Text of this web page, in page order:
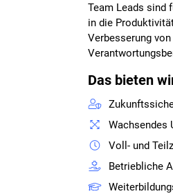
Team Leads sind
in die
Verbesserung
Das bieten
Wachsendes
Voll- und
Betriebliche